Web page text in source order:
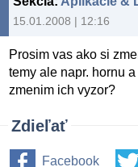
15.01.2008 | 12:16
Prosim vas ako si
temy ale napr. hornu
zmenim ich vyzor?
Zdieľať
Facebook